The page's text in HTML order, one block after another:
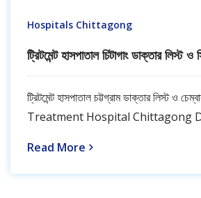
Hospitals Chittagong
ট্রিটমেন্ট হাসপাতাল চিটাগাং ডাক্তার লিস্ট ও
ট্রিটমেন্ট হাসপাতাল চট্টগ্রাম ডাক্তার লিস্ট ও
Treatment Hospital Chittagong
Read More